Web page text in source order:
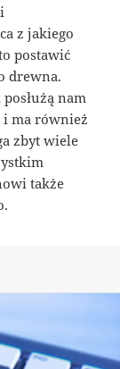
z jakiego
postawić
drewna.
nam
i ma również
zbyt wiele
także